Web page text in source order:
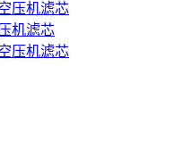
压机滤芯
机滤芯
压机滤芯